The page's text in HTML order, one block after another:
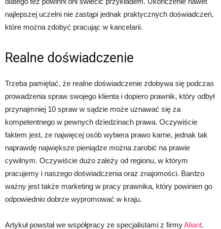
najlepszej uczelni nie zastąpi jednak praktycznych doświadczeń,
które można zdobyć pracując w kancelarii.
Realne doświadczenie
Trzeba pamiętać, że realne doświadczenie zdobywa się podczas
prowadzenia spraw swojego klienta i dopiero prawnik, który odbył
przynajmniej 10 spraw w sądzie może uznawać się za
kompetentnego w pewnych dziedzinach prawa. Oczywiście
faktem jest, ze najwięcej osób wybiera prawo karne, jednak tak
naprawdę największe pieniądze można zarobić na prawie
cywilnym. Oczywiście dużo zależy od regionu, w którym
pracujemy i naszego doświadczenia oraz znajomości. Bardzo
ważny jest także marketing w pracy prawnika, który powinien go
odpowiednio dobrze wypromować w kraju.
Artykuł powstał we współpracy ze specjalistami z firmyAliant.